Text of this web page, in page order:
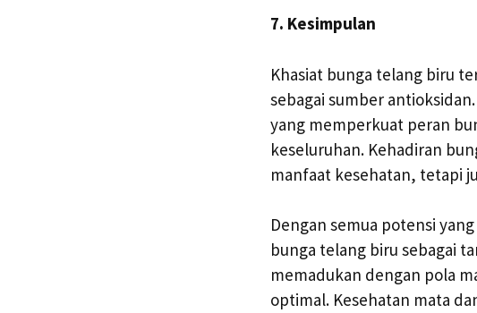
7. Kesimpulan
Khasiat bunga telang biru
sebagai sumber
yang memperkuat peran
keseluruhan. Kehadiran
manfaat kesehatan, tetapi
Dengan semua potensi
bunga telang biru sebagai
memadukan dengan pola
optimal. Kesehatan mata